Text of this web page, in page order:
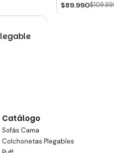
$89.990
Catálogo
Sofás Cama
Colchonetas Plegables